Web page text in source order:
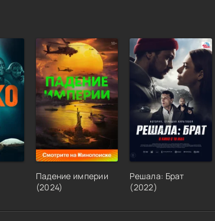
Падение империи
(2024)
Решала: Брат
(2022)